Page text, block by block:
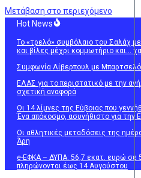
Μετάβαση στο περιεχόμενο
Hot News
Το «τρελό» συμβόλαιο του Σαλάχ
και βίλες μέχρι κομμωτήριο και…
Συμφωνία Λίβερπουλ με
ΕΛΑΣ για το περιστατικό με την
σχετική αναφορά
Οι 14 λίμνες της Εύβοιας που
Ένα απόκοσμο, ασυνήθιστο για την
Οι αθλητικές μεταδόσεις της
Άρη
e-ΕΦΚΑ – ΔΥΠΑ: 56,7 εκατ. ευρώ σε
πληρώνονται έως 14 Αυγούστου